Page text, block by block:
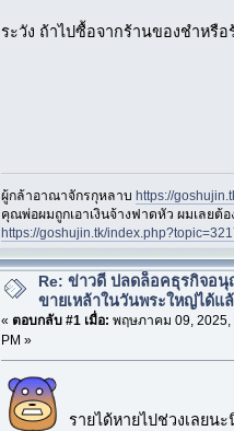
ระวัง ถ้าไปซื้อจากร้านของชำหรื
ผู้กล้าอาณาจักรกุหลาบ https://
คุณพ่อผมถูกเอาเงินจ้างฟาดหัว ผมเลยต้
https://goshujin.tk/
Re: ข่าวดี ปลดล็อคธุรกิจอนุ
ขายเหล้าในวันพระใหญ่ได้แ
« ตอบกลับ #1 เมื่อ: พฤษภาคม 09, 2025,
PM »
รายได้หายไปช่วงเลยน